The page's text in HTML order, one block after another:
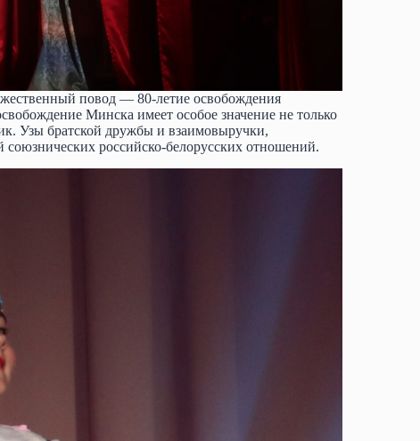
повод — 80-летие освобождения
Минска имеет особое значение не только
Узы братской дружбы и взаимовыручки,
российско-белорусских отношений.